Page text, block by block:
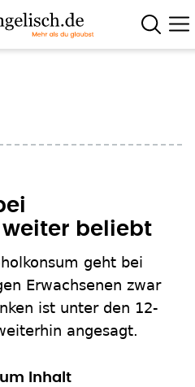
beliebt
geht bei
Erwachsenen zwar
ist unter den 12-
angesagt.
Inhalt